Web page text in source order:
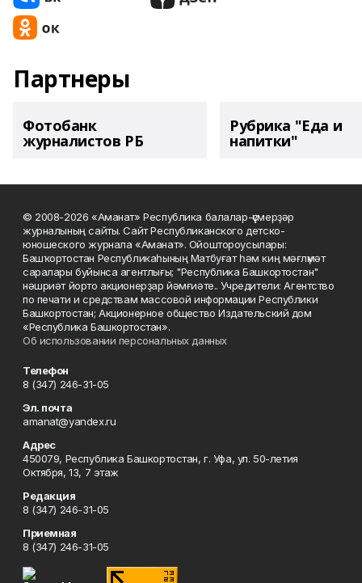
Партнеры
Фотобанк
журналистов РБ
Рубрика "Еда и
напитки"
© 2008-2026 «Аманат» Республика балалар-үҫмерҙәр
журналының сайты. Сайт Республиканского детско-
юношеского журнала «Аманат». Ойоштороусылары:
Башҡортостан Республикаһының Матбуғат һәм киң мәғлүмәт
саралары буйынса агентлығы; "Республика Башкортостан"
нәшриәт йорто акционерҙар йәмғиәте.. Учредители: Агентство
по печати и средствам массовой информации Республики
Башкортостан; Акционерное общество Издательский дом
«Республика Башкортостан».
Об использовании персональных данных
Телефон
8 (347) 246-31-05
Эл. почта
amanat@yandex.ru
Адрес
450079, Республика Башкортостан, г. Уфа, ул. 50-летия
Октября, 13, 7 этаж
Редакция
8 (347) 246-31-05
Приемная
8 (347) 246-31-05